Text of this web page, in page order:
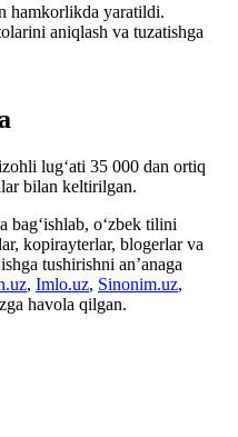
hamkorlikda yaratildi.
aniqlash va tuzatishga
lug‘ati 35 000 dan ortiq
bilan keltirilgan.
bag‘ishlab, o‘zbek tilini
kopirayterlar, blogerlar va
tushirishni an’anaga
, Imlo.uz, Sinonim.uz,
havola qilgan.